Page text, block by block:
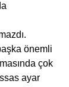
önemli
çok
ayar